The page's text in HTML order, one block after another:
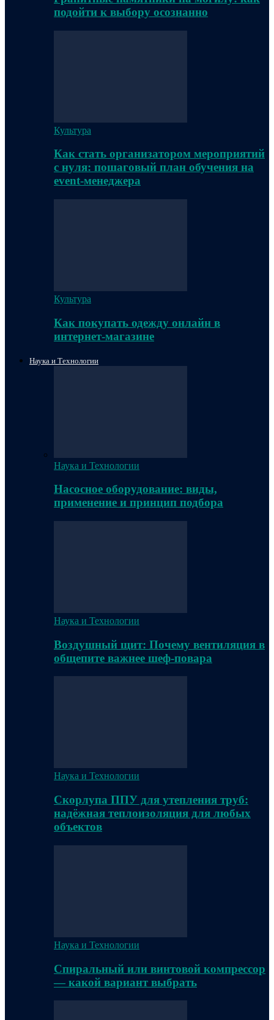
подойти к выбору осознанно
Культура
Как стать организатором мероприятий
с нуля: пошаговый план обучения на
event-менеджера
Культура
Как покупать одежду онлайн в
интернет-магазине
Наука и Технологии
Наука и Технологии
Насосное оборудование: виды,
применение и принцип подбора
Наука и Технологии
Воздушный щит: Почему вентиляция в
общепите важнее шеф-повара
Наука и Технологии
Скорлупа ППУ для утепления труб:
надёжная теплоизоляция для любых
объектов
Наука и Технологии
Спиральный или винтовой компрессор
— какой вариант выбрать